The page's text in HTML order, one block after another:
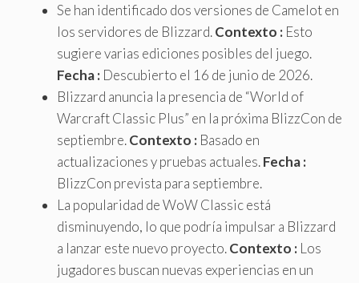
Se han identificado dos versiones de Camelot en
los servidores de Blizzard.Contexto : Esto
sugiere varias ediciones posibles del juego.
Fecha : Descubierto el 16 de junio de 2026.
Blizzard anuncia la presencia de “World of
Warcraft Classic Plus” en la próxima BlizzCon de
septiembre.Contexto : Basado en
actualizaciones y pruebas actuales.Fecha :
BlizzCon prevista para septiembre.
La popularidad de WoW Classic está
disminuyendo, lo que podría impulsar a Blizzard
a lanzar este nuevo proyecto.Contexto : Los
jugadores buscan nuevas experiencias en un